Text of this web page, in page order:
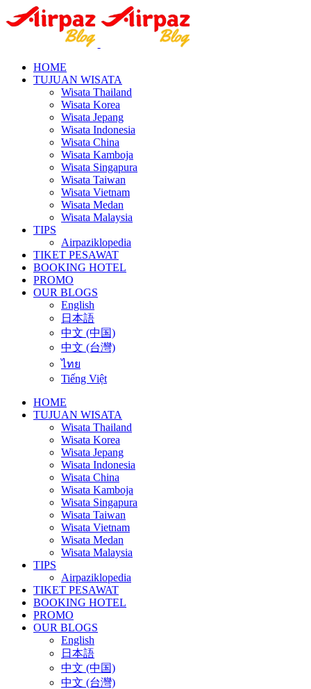
HOME
TUJUAN WISATA
Wisata Thailand
Wisata Korea
Wisata Jepang
Wisata Indonesia
Wisata China
Wisata Kamboja
Wisata Singapura
Wisata Taiwan
Wisata Vietnam
Wisata Medan
Wisata Malaysia
TIPS
Airpaziklopedia
TIKET PESAWAT
BOOKING HOTEL
PROMO
OUR BLOGS
English
日本語
中文 (中国)
中文 (台灣)
ไทย
Tiếng Việt
HOME
TUJUAN WISATA
Wisata Thailand
Wisata Korea
Wisata Jepang
Wisata Indonesia
Wisata China
Wisata Kamboja
Wisata Singapura
Wisata Taiwan
Wisata Vietnam
Wisata Medan
Wisata Malaysia
TIPS
Airpaziklopedia
TIKET PESAWAT
BOOKING HOTEL
PROMO
OUR BLOGS
English
日本語
中文 (中国)
中文 (台灣)